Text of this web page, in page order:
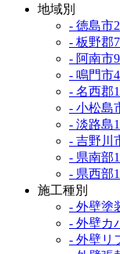
地域別
- 徳島市
- 板野郡
- 阿南市
- 鳴門市
- 名西郡
- 小松島
- 淡路島
- 吉野川
- 県南部
- 県西部
施工種別
- 外壁塗
- 外壁カ
- 外壁リ